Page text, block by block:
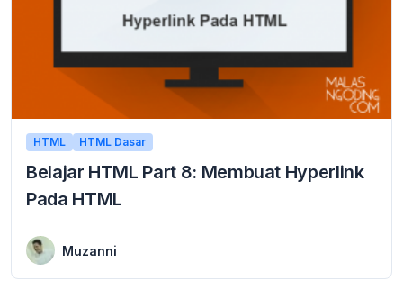
HTML HTML Dasar
Belajar HTML Part 8: Membuat Hyperlink
Pada HTML
Muzanni